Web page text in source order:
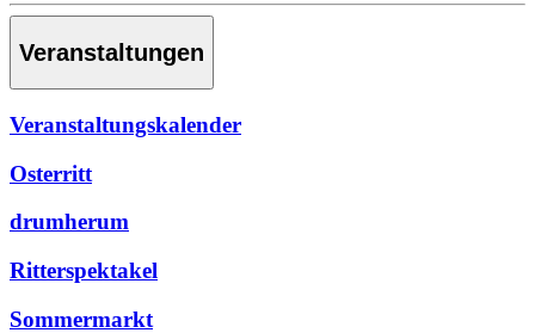
Veranstaltungen
Veranstaltungskalender
Osterritt
drumherum
Ritterspektakel
Sommermarkt